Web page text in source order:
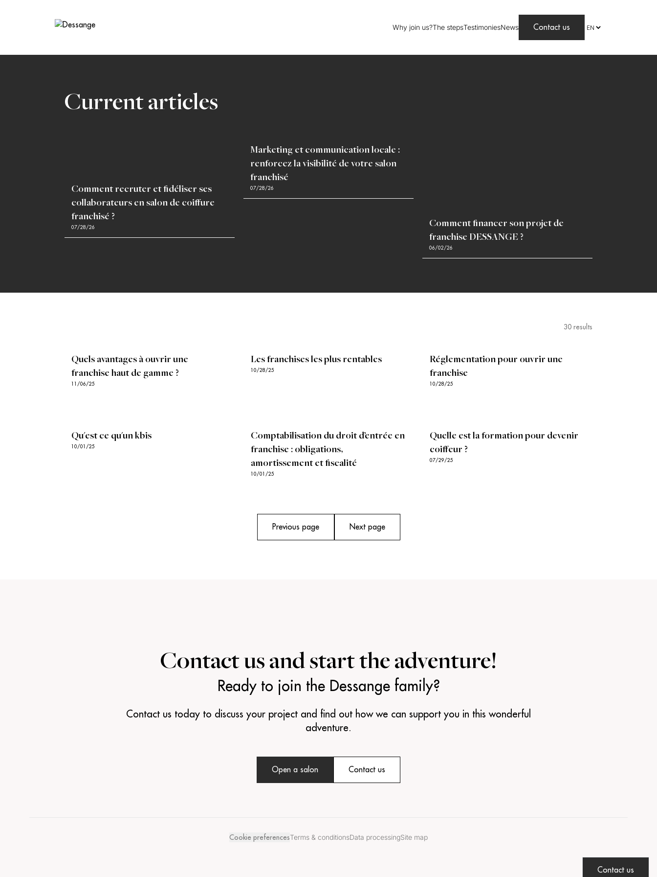
Why join us?The stepsTestimoniesNews Contact us
Current articles
Comment recruter et fidéliser ses
collaborateurs en salon de coiffure
franchisé ?
07/28/26
Marketing et communication locale :
renforcez la visibilité de votre salon
franchisé
07/28/26
Comment financer son projet de
franchise DESSANGE ?
06/02/26
30 results
Quels avantages à ouvrir une
franchise haut de gamme ?
11/06/25
Les franchises les plus rentables
10/28/25
Réglementation pour ouvrir une
franchise
10/28/25
Qu'est ce qu'un kbis
10/01/25
Comptabilisation du droit d’entrée en
franchise : obligations,
amortissement et fiscalité
10/01/25
Quelle est la formation pour devenir
coiffeur ?
07/29/25
Previous page Next page
Contact us and start the adventure!
Ready to join the Dessange family?
Contact us today to discuss your project and find out how we can support you in this wonderful
adventure.
Open a salon Contact us
Cookie preferencesTerms & conditionsData processingSite map
Contact us